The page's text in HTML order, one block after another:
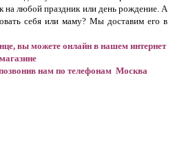
на любой праздник или день рождение. А
себя или маму? Мы доставим его в
вы можете онлайн в нашем интернет
магазине
нам по телефонам Москва